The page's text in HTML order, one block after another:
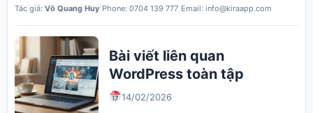
Tác giả: Võ Quang Huy Phone: 0704 139 777 Email: info@kiraapp.com
Bài viết liên quan
WordPress toàn tập
14/02/2026